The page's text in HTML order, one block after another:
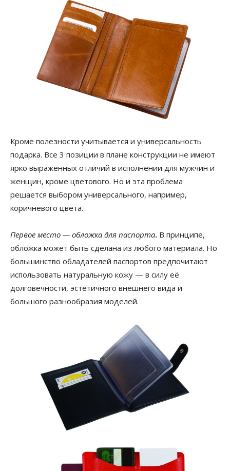
Кроме полезности учитывается и универсальность
подарка. Все 3 позиции в плане конструкции не имеют
ярко выраженных отличий в исполнении для мужчин и
женщин, кроме цветового. Но и эта проблема
решается выбором универсального, например,
коричневого цвета.
Первое место — обложка для паспорта. В принципе,
обложка может быть сделана из любого материала. Но
большинство обладателей паспортов предпочитают
использовать натуральную кожу — в силу её
долговечности, эстетичного внешнего вида и
большого разнообразия моделей.